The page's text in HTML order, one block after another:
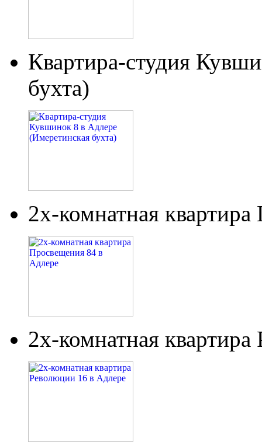
Квартира-студия
бухта)
2х-комнатная
2х-комнатная